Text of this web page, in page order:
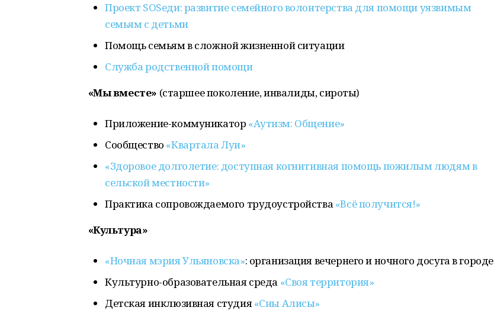
Проект SOSеди: развитие семейного волонтерства для помощи уязвимым
семьям с детьми
Помощь семьям в сложной жизненной ситуации
Служба родственной помощи
«Мы вместе» (старшее поколение, инвалиды, сироты)
Приложение-коммуникатор «Аутизм: Общение»
Сообщество «Квартала Луи»
«Здоровое долголетие: доступная когнитивная помощь пожилым людям в
сельской местности»
Практика сопровождаемого трудоустройства «Всё получится!»
«Культура»
«Ночная мэрия Ульяновска»: организация вечернего и ночного досуга в городе
Культурно-образовательная среда «Своя территория»
Детская инклюзивная студия«Сны Алисы»